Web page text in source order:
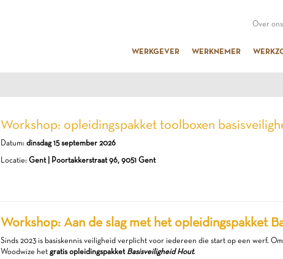
Over ons
WERKGEVER WERKNEMER
Workshop: opleidingspakket toolboxen
Datum: dinsdag 15 september 2026
Locatie: Gent | Poortakkerstraat 96, 9051 Gent
Workshop: Aan de slag met het opleidingspakket
Sinds 2023 is basiskennis veiligheid verplicht voor iedereen die start op een werf.
Woodwize het gratis opleidingspakket Basisveiligheid Hout.